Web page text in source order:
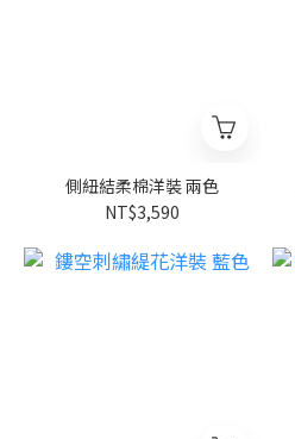
側紐結柔棉洋裝 兩色
NT$3,590